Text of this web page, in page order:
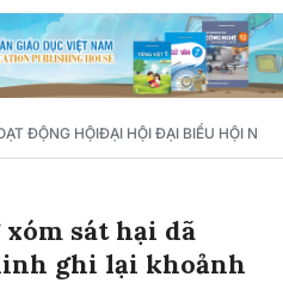
ĐỘNG HỘIĐẠI HỘI ĐẠI BIỂU HỘI NỮ
sát hại dã
ghi lại khoảnh